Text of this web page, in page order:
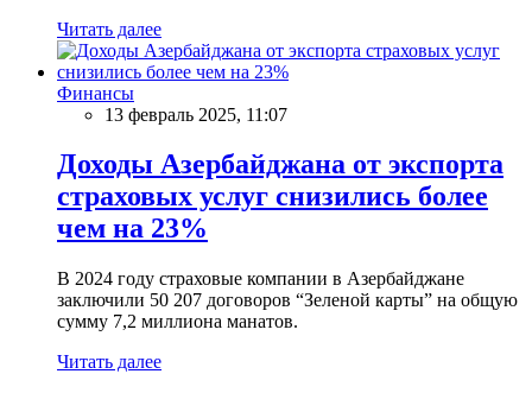
Читать далее
Финансы
13 февраль 2025, 11:07
Доходы Азербайджана от экспорта
страховых услуг снизились более
чем на 23%
В 2024 году страховые компании в Азербайджане
заключили 50 207 договоров “Зеленой карты” на общую
сумму 7,2 миллиона манатов.
Читать далее